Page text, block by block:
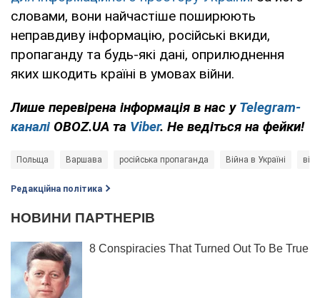
словами, вони найчастіше поширюють
неправдиву інформацію, російські вкиди,
пропаганду та будь-які дані, оприлюднення
яких шкодить країні в умовах війни.
Лише перевірена інформація в нас у Telegram-
каналі OBOZ.UA та Viber. Не ведіться на фейки!
Польща Варшава російська пропаганда Війна в Україні
Редакційна політика